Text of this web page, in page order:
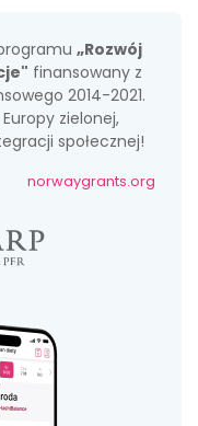
„Rozwój
finansowany z
2014-2021.
zielonej,
społecznej!
norwaygrants.org